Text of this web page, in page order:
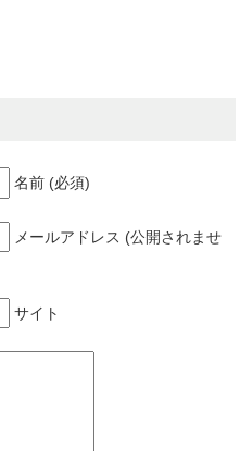
名前 (必須)
メールアドレス (公開されませ
サイト